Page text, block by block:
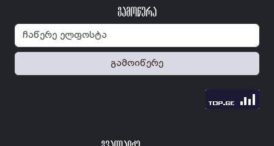
გამოწერა
გამოიწერე